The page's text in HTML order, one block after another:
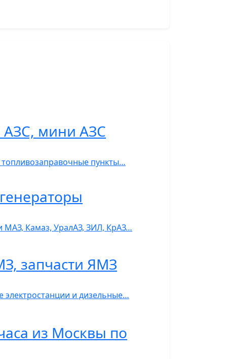
АЗС, мини АЗС
пункты…
МАЗ, Камаз, УралАЗ, ЗИЛ, КрАЗ…
запчасти ЯМЗ
электростанции и дизельные…
из Москвы по